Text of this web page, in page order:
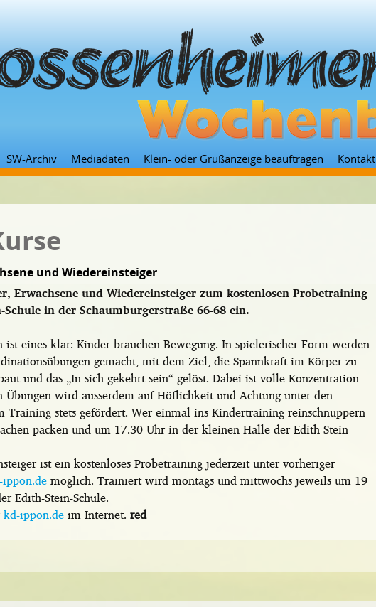
Zum
Inhalt
SW-Archiv Mediadaten Klein- oder Grußanzeige beauftragen Kontakt
und Wiedereinsteiger
Erwachsene und Wiedereinsteiger zum kostenlosen Probetraining
in der Schaumburgerstraße 66-68 ein.
ist eines klar: Kinder brauchen Bewegung. In spielerischer Form werden
gemacht, mit dem Ziel, die Spannkraft im Körper zu
und das „In sich gekehrt sein“ gelöst. Dabei ist volle Konzentration
wird ausserdem auf Höflichkeit und Achtung unter den
stets gefördert. Wer einmal ins Kindertraining reinschnuppern
packen und um 17.30 Uhr in der kleinen Halle der Edith-Stein-
ist ein kostenloses Probetraining jederzeit unter vorheriger
möglich. Trainiert wird montags und mittwochs jeweils um 19
Edith-Stein-Schule.
kd-ippon.deim Internet. red